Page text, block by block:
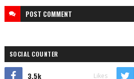
POST COMMENT
SOCIAL COUNTER
3.5k Likes